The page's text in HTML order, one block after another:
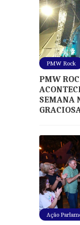
PMW Rock
PMW
SEMANA
Ação